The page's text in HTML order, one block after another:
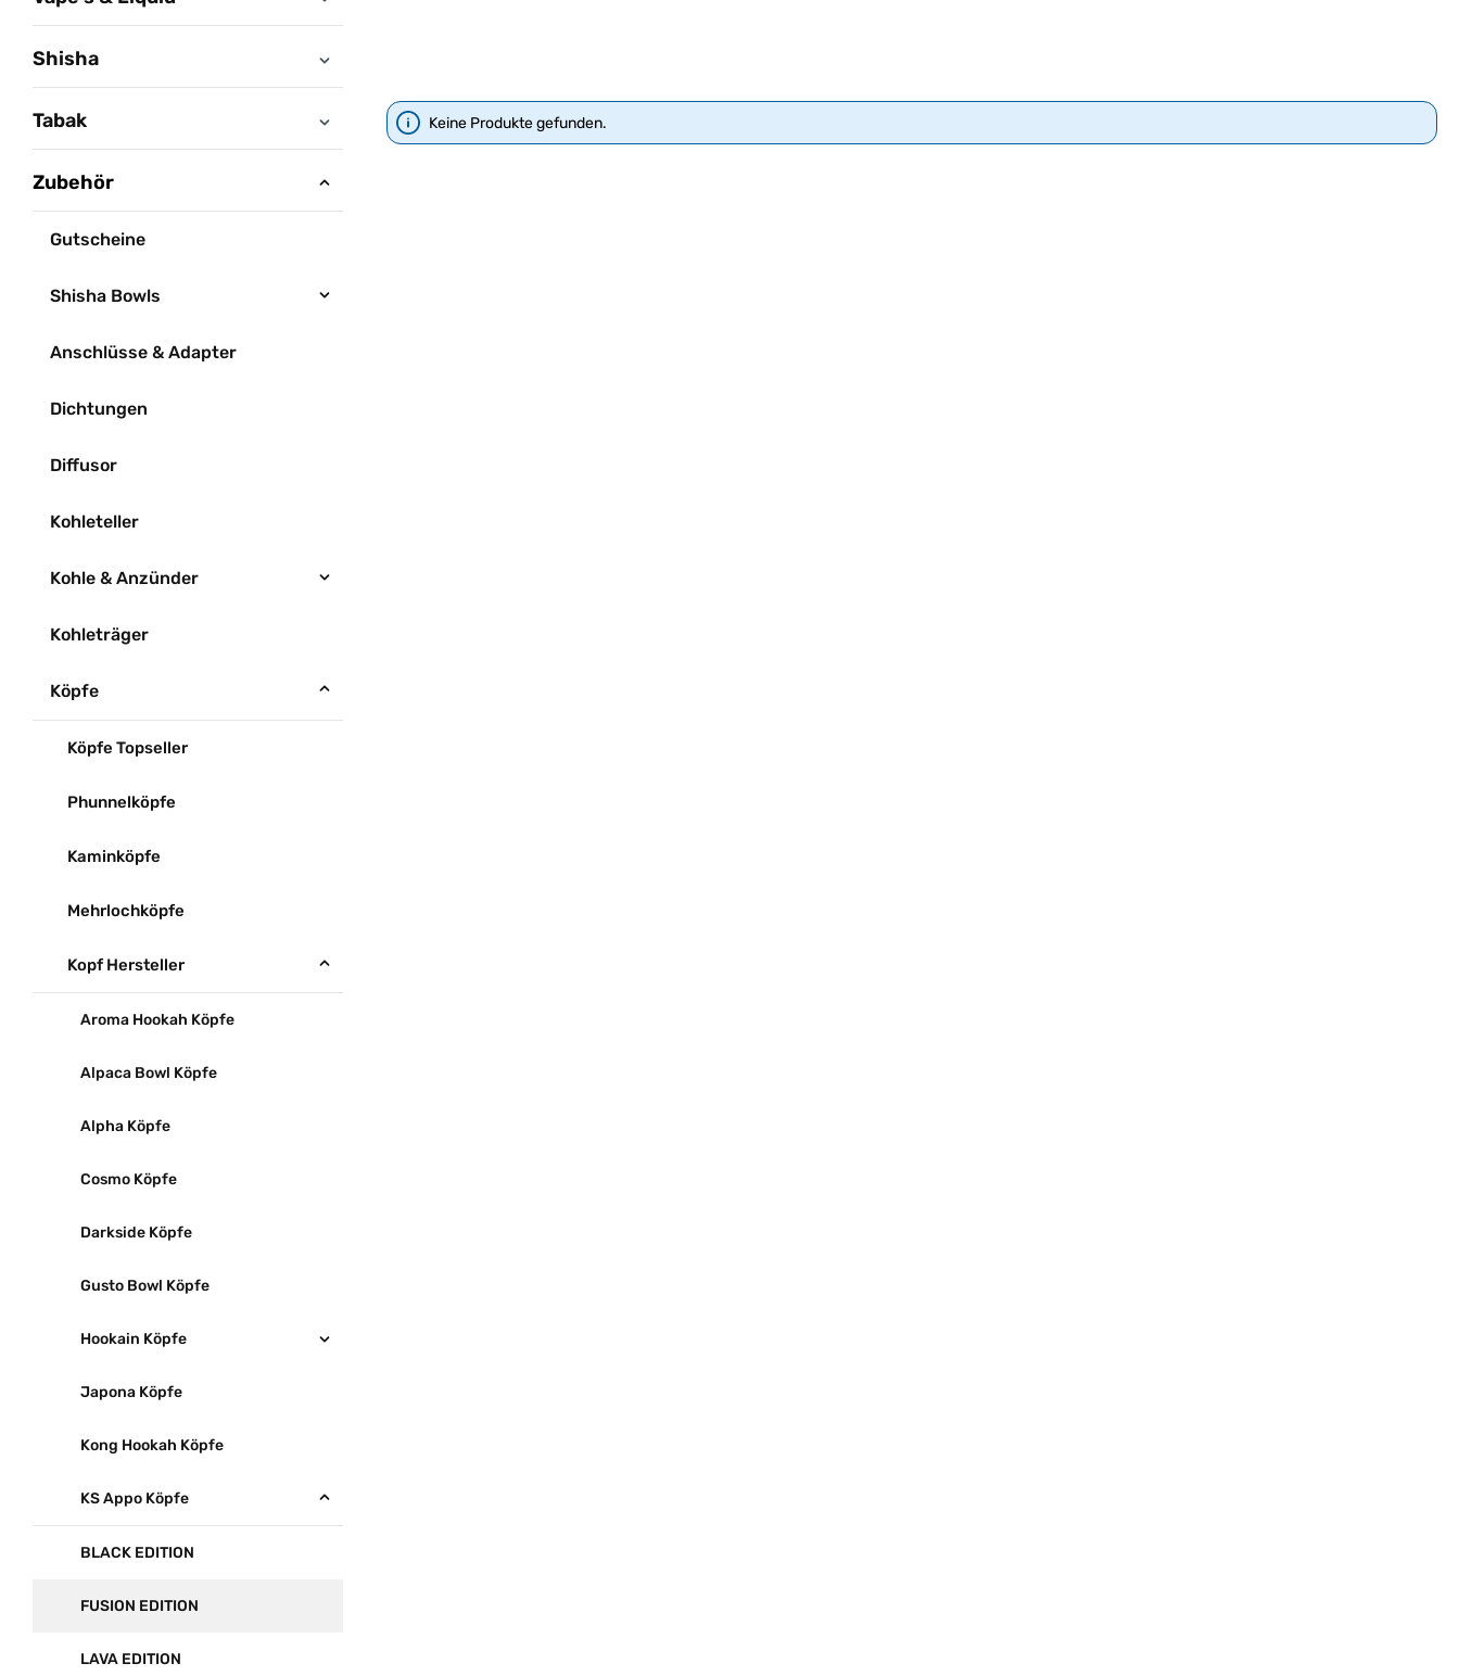
Shisha
Tabak
Zubehör
Gutscheine
Shisha Bowls
Anschlüsse & Adapter
Dichtungen
Diffusor
Kohleteller
Kohle & Anzünder
Kohleträger
Köpfe
Köpfe Topseller
Phunnelköpfe
Kaminköpfe
Mehrlochköpfe
Kopf Hersteller
Aroma Hookah Köpfe
Alpaca Bowl Köpfe
Alpha Köpfe
Cosmo Köpfe
Darkside Köpfe
Gusto Bowl Köpfe
Hookain Köpfe
Japona Köpfe
Kong Hookah Köpfe
KS Appo Köpfe
BLACK EDITION
FUSION EDITION
LAVA EDITION
Keine Produkte gefunden.